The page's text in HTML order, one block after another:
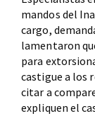
mandos del
cargo,
lamentaron
para
castigue a los
citar a
expliquen el